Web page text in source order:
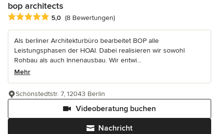
bop architects
Durchschnittliche Bewertung: 5 von 5 Sternen
5,0 (8 Bewertungen)
Als berliner Architekturbüro bearbeitet BOP alle
Leistungsphasen der HOAI. Dabei realisieren wir sowohl
Rohbau als auch Innenausbau. Wir entwi...
Mehr
Nachricht
Videoberatung buchen
Schönstedtstr. 7, 12043 Berlin